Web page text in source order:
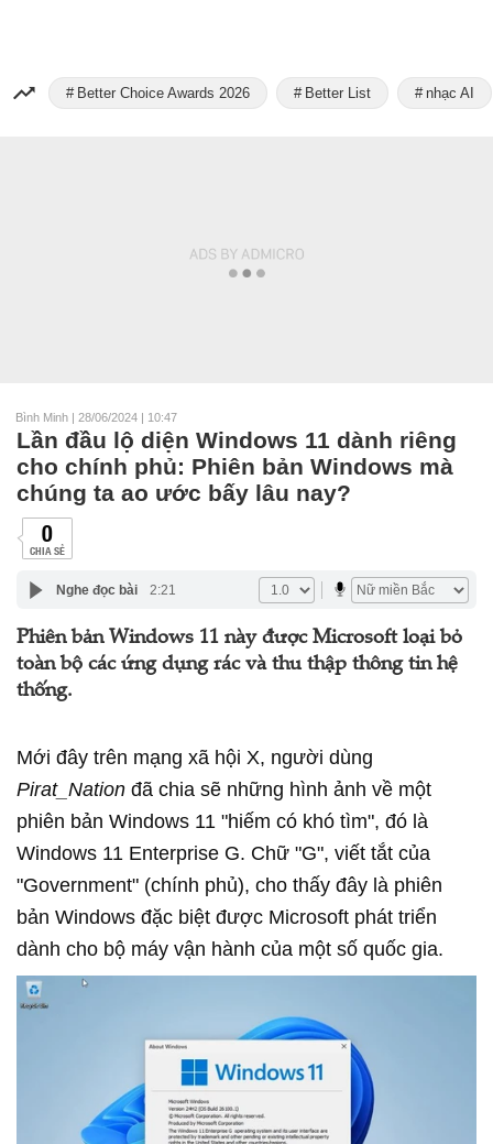
Better Choice Awards 2026 Better List nhạc AI
Bình Minh | 28/06/2024 | 10:47
Lần đầu lộ diện Windows 11 dành riêng
cho chính phủ: Phiên bản Windows mà
chúng ta ao ước bấy lâu nay?
0
CHIA SẺ
Nghe đọc bài 2:21
Phiên bản Windows 11 này được Microsoft loại bỏ
toàn bộ các ứng dụng rác và thu thập thông tin hệ
thống.
Mới đây trên mạng xã hội X, người dùng
Pirat_Nation đã chia sẽ những hình ảnh về một
phiên bản Windows 11 "hiếm có khó tìm", đó là
Windows 11 Enterprise G. Chữ "G", viết tắt của
"Government" (chính phủ), cho thấy đây là phiên
bản Windows đặc biệt được Microsoft phát triển
dành cho bộ máy vận hành của một số quốc gia.